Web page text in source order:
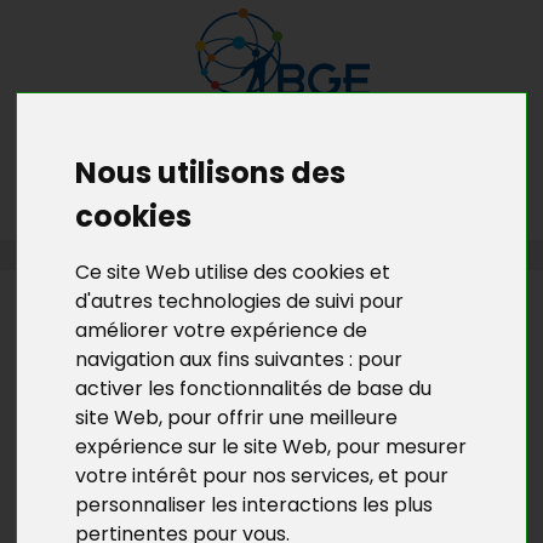
Nous utilisons des
cookies
Ce site Web utilise des cookies et
d'autres technologies de suivi pour
améliorer votre expérience de
navigation aux fins suivantes : pour
activer les fonctionnalités de base du
site Web, pour offrir une meilleure
expérience sur le site Web, pour mesurer
votre intérêt pour nos services,et pour
personnaliser les interactions les plus
pertinentes pour vous.
MENU MON RDV GRATUIT
PORTRAITS
D'ENTREPRENEURS
UNE ENTREPRISE QUI DIFFUSE DE
BONNES VIBRATIONS !
Christophe DUQUESNE, luthier de profession, a créé
la start-up « La Voix du Luthier »
en novembre